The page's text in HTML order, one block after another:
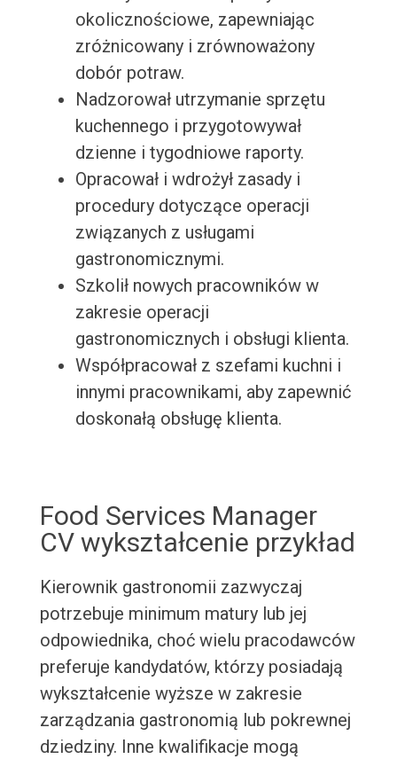
okolicznościowe, zapewniając
zróżnicowany i zrównoważony
dobór potraw.
Nadzorował utrzymanie sprzętu
kuchennego i przygotowywał
dzienne i tygodniowe raporty.
Opracował i wdrożył zasady i
procedury dotyczące operacji
związanych z usługami
gastronomicznymi.
Szkolił nowych pracowników w
zakresie operacji
gastronomicznych i obsługi klienta.
Współpracował z szefami kuchni i
innymi pracownikami, aby zapewnić
doskonałą obsługę klienta.
Food Services Manager
CV wykształcenie przykład
Kierownik gastronomii zazwyczaj
potrzebuje minimum matury lub jej
odpowiednika, choć wielu pracodawców
preferuje kandydatów, którzy posiadają
wykształcenie wyższe w zakresie
zarządzania gastronomią lub pokrewnej
dziedziny. Inne kwalifikacje mogą